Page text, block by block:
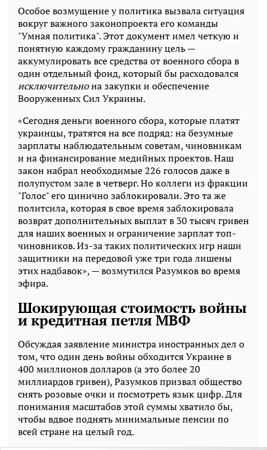
Особое возмущение у политика вызвала ситуация
вокруг важного законопроекта его команды
"Умная политика". Этот документ имел четкую и
понятную каждому гражданину цель —
аккумулировать все средства от военного сбора в
один отдельный фонд, который бы расходовался
исключительнона закупки и обеспечение
Вооруженных Сил Украины.
«Сегодня деньги военного сбора, которые платят
украинцы, тратятся на все подряд: на безумные
зарплаты наблюдательным советам, чиновникам
и на финансирование медийных проектов. Наш
закон набрал необходимые 226 голосов даже в
полупустом зале в четверг. Но коллеги из фракции
"Голос" его цинично заблокировали. Это та же
политсила, которая в свое время заблокировала
возврат дополнительных выплат в 30 тысяч гривен
для наших военных и ограничение зарплат топ-
чиновников. Из-за таких политических игр наши
защитники на передовой уже три года лишены
этих надбавок», — возмутился Разумков во время
эфира.
Шокирующая стоимость войны
и кредитная петля МВФ
Обсуждая заявление министра иностранных дел о
том, что один день войны обходится Украине в
400 миллионов долларов (а это более 20
миллиардов гривен), Разумков призвал общество
снять розовые очки и посмотреть язык цифр. Для
понимания масштабов этой суммы хватило бы,
чтобы вдвое поднять минимальные пенсии по
всей стране на целый год.